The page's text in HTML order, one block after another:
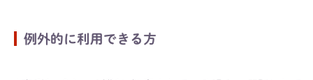
例外的に利用できる方